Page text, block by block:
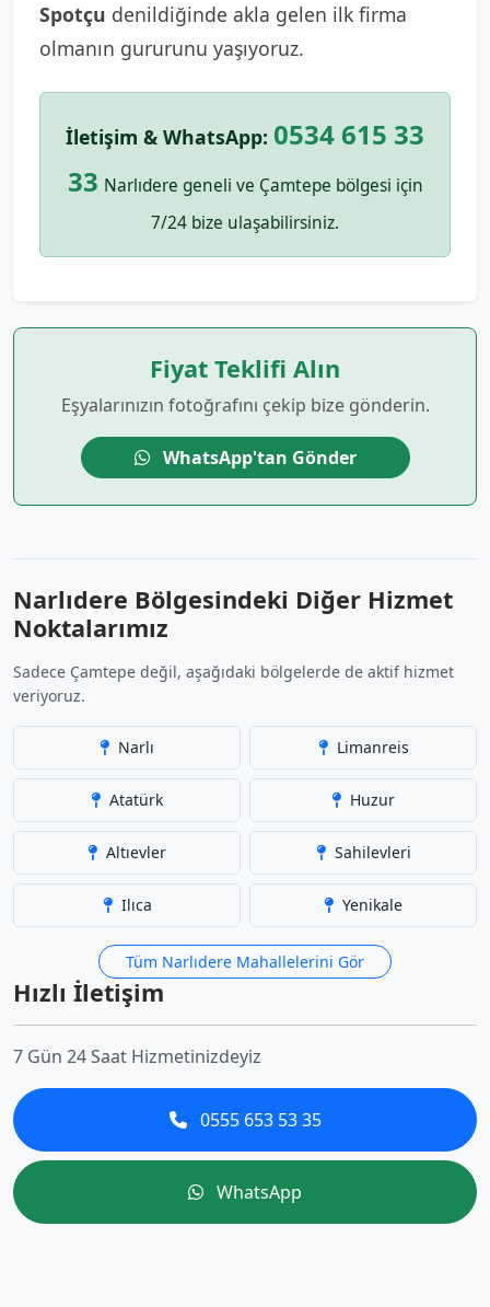
Spotçu denildiğinde akla gelen ilk firma
olmanın gururunu yaşıyoruz.
İletişim & WhatsApp: 0534 615 33
33 Narlıdere geneli ve Çamtepe bölgesi için
7/24 bize ulaşabilirsiniz.
Fiyat Teklifi Alın
Eşyalarınızın fotoğrafını çekip bize gönderin.
WhatsApp'tan Gönder
Narlıdere Bölgesindeki Diğer Hizmet
Noktalarımız
Sadece Çamtepe değil, aşağıdaki bölgelerde de aktif hizmet
veriyoruz.
Narlı Limanreis
Atatürk Huzur
Altıevler Sahilevleri
Ilıca Yenikale
Tüm Narlıdere Mahallelerini Gör
Hızlı İletişim
7 Gün 24 Saat Hizmetinizdeyiz
0555 653 53 35
WhatsApp